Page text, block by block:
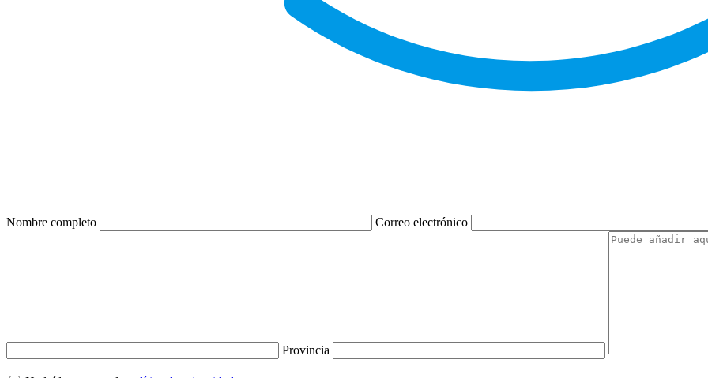
Nombre completo Correo electrónico
Provincia